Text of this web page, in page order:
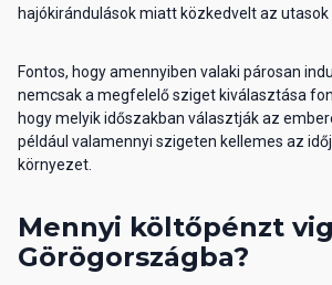
hajókirándulások miatt közkedvelt az utasok
Fontos, hogy amennyiben valaki párosan
nemcsak a megfelelő sziget kiválasztása
hogy melyik időszakban választják az
például valamennyi szigeten kellemes az
környezet.
Mennyi költőpénzt
Görögországba?